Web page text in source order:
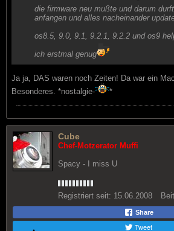
die firmware neu mußte und darum
anfangen und alles nacheinander
os8.5, 9.0, 9.1, 9.2.1, 9.2.2 und os9
ich erstmal genug
Ja ja, DAS waren noch Zeiten! Da war ein
Besonderes. *nostalgie-
*
Cube
Chef-Motzerator Muffi
Spacy - I miss U
Registriert seit: 15.06.2008
Share
Tweet